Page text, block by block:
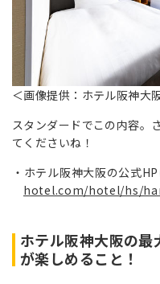
＜画像提供：ホテル阪神大
スタンダードでこの内容。
てくださいね！
ホテル阪神大阪の公式HP
hotel.com/hotel/hs/
ホテル阪神大阪の
が楽しめること！